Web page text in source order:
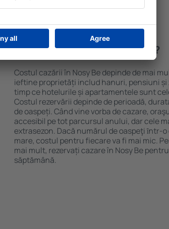
Cât costă cazarea în Nosy Be?
Costul cazării în Nosy Be depinde de mai
ieftine proprietăți includ hanuri, pensiuni și
timp ce hotelurile și apartamentele sunt
Costul rezervării depinde de perioadă,
de oaspeți. Când vine vorba de cazare,
accesibil pe tot parcursul anului, dar cele
extrasezon. Dacă numărul de oaspeţi ȋntr-
mare, costul pentru fiecare va fi mai mic.
mai mult, rezervați cazare în Nosy Be
săptămână.